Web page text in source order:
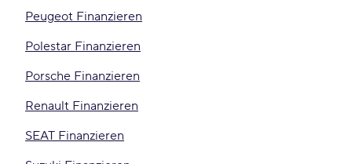
Peugeot Finanzieren
Polestar Finanzieren
Porsche Finanzieren
Renault Finanzieren
SEAT Finanzieren